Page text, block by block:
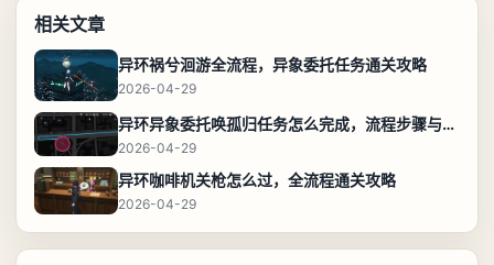
相关文章
异环祸兮洄游全流程，异象委托任务通关攻略
2026-04-29
异环异象委托唤孤归任务怎么完成，流程步骤与位置攻略
2026-04-29
异环咖啡机关枪怎么过，全流程通关攻略
2026-04-29